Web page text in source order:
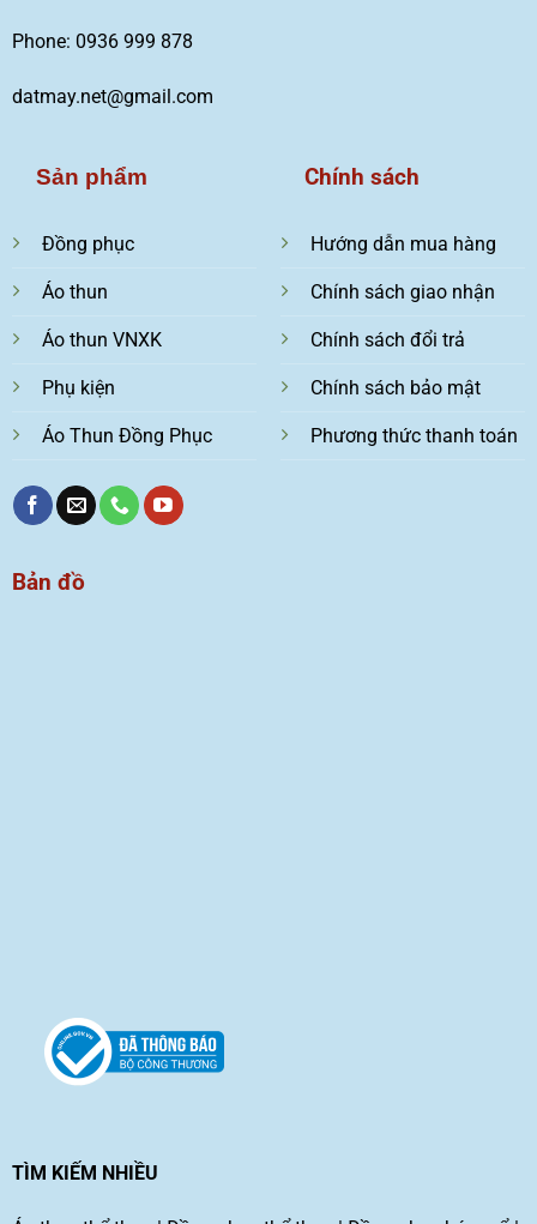
Phone: 0936 999 878
datmay.net@gmail.com
Sản phẩm
Đồng phục
Áo thun
Áo thun VNXK
Phụ kiện
Áo Thun Đồng Phục
Chính sách
Hướng dẫn mua hàng
Chính sách giao nhận
Chính sách đổi trả
Chính sách bảo mật
Phương thức thanh toán
Bản đồ
TÌM KIẾM NHIỀU